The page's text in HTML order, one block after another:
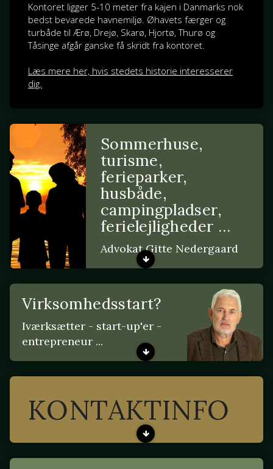
Kontoret ligger 5-10 meter fra kajen i Danmarks nok
bedst bevarede havnemiljø. Øhavets færger og
turbåde til Ærø, Drejø, Skarø, Hjortø, Thurø og
Tåsinge afgår ganske få skridt fra kontoret.
Læs mere her, hvis stedets historie interesserer
dig.
Sommerhuse,
turisme,
ferieparker,
husbåde,
campingpladser,
ferielejligheder …
Advokat Gitte Nedergaard
Virksomhedsstart?
Iværksætter - start-up'er -
entrepreneur ...
KONTAKTINFO